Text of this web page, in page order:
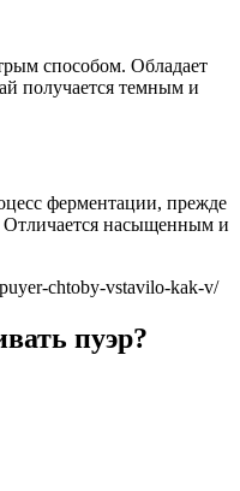
способом. Обладает
получается темным и
ферментации, прежде
Отличается насыщенным и
chtoby-vstavilo-kak-v/
пуэр?